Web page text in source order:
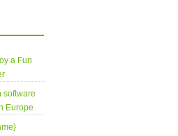
a Fun
software
Europe